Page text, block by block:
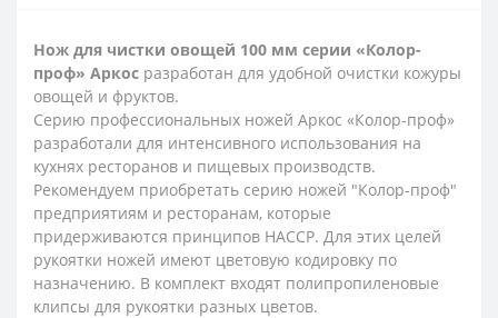
Нож для чистки овощей 100 мм серии «Колор-
проф» Аркос разработан для удобной очистки кожуры
овощей и фруктов.
Серию профессиональных ножей Аркос «Колор-проф»
разработали для интенсивного использования на
кухнях ресторанов и пищевых производств.
Рекомендуем приобретать серию ножей "Колор-проф"
предприятиям и ресторанам, которые
придерживаются принципов HACCP. Для этих целей
рукоятки ножей имеют цветовую кодировку по
назначению. В комплект входят полипропиленовые
клипсы для рукоятки разных цветов.